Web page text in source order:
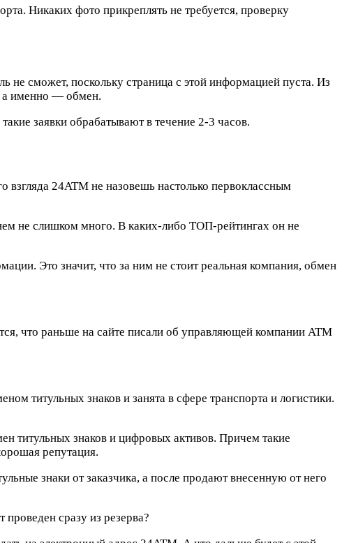
Никаких фото прикреплять не требуется, проверку
не сможет, поскольку страница с этой информацией пуста. Из
а именно — обмен.
заявки обрабатывают в течение 2-3 часов.
24ATM не назовешь настолько первоклассным
не слишком много. В каких-либо ТОП-рейтингах он не
Это значит, что за ним не стоит реальная компания, обмен
что раньше на сайте писали об управляющей компании ATM
титульных знаков и занята в сфере транспорта и логистики.
титульных знаков и цифровых активов. Причем такие
репутация.
знаки от заказчика, а после продают внесенную от него
сразу из резерва?